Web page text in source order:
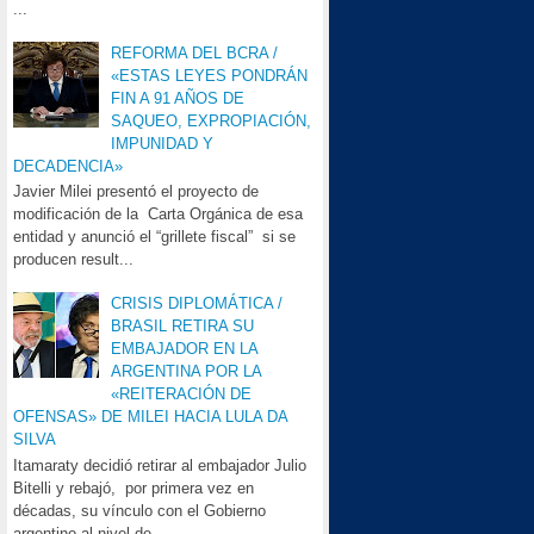
REFORMA DEL BCRA /
«ESTAS LEYES PONDRÁN
FIN A 91 AÑOS DE
SAQUEO, EXPROPIACIÓN,
IMPUNIDAD Y
DECADENCIA»
Javier Milei presentó el proyecto de
modificación de la Carta Orgánica de esa
entidad y anunció el “grillete fiscal” si se
producen result...
CRISIS DIPLOMÁTICA /
BRASIL RETIRA SU
EMBAJADOR EN LA
ARGENTINA POR LA
«REITERACIÓN DE
OFENSAS» DE MILEI HACIA LULA DA
SILVA
Itamaraty decidió retirar al embajador Julio
Bitelli y rebajó, por primera vez en
décadas, su vínculo con el Gobierno